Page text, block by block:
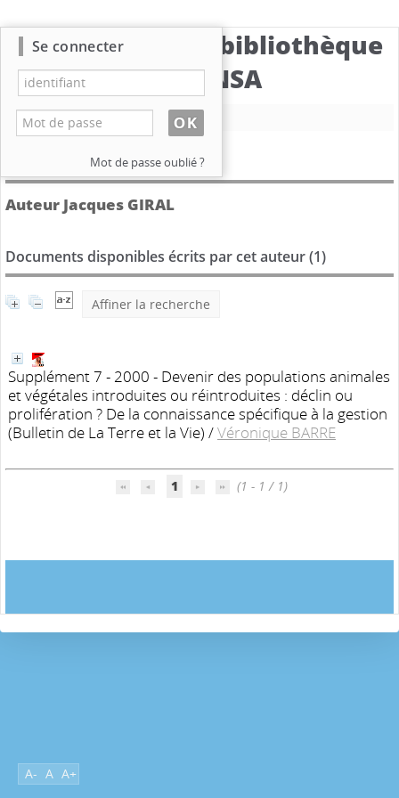
Catalogue de la bibliothèque
du CBNSA
Nouvelle recherche
Détail de l'auteur
Auteur Jacques GIRAL
Documents disponibles écrits par cet auteur (1)
Affiner la recherche
Supplément 7 - 2000 - Devenir des populations animales
et végétales introduites ou réintroduites : déclin ou
prolifération ? De la connaissance spécifique à la gestion
(Bulletin de La Terre et la Vie) /Véronique BARRE
1 (1 - 1 / 1)
A- A A+
Se connecter
Mot de passe oublié ?